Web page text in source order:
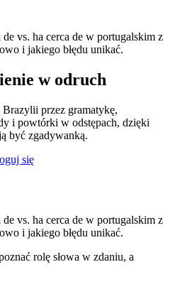
vs. ha cerca de w portugalskim z
i jakiego błędu unikać.
w odruch
przez gramatykę,
i powtórki w odstępach, dzięki
być zgadywanką.
się
vs. ha cerca de w portugalskim z
i jakiego błędu unikać.
rolę słowa w zdaniu, a